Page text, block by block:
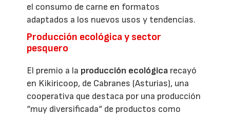
el consumo de carne en formatos
adaptados a los nuevos usos y tendencias.
Producción ecológica y sector
pesquero
El premio a la producción ecológica recayó
en Kikiricoop, de Cabranes (Asturias), una
cooperativa que destaca por una producción
“muy diversificada“ de productos como